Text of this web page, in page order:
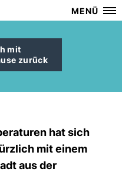
MENÜ
mit
zurück
hat sich
mit einem
aus der